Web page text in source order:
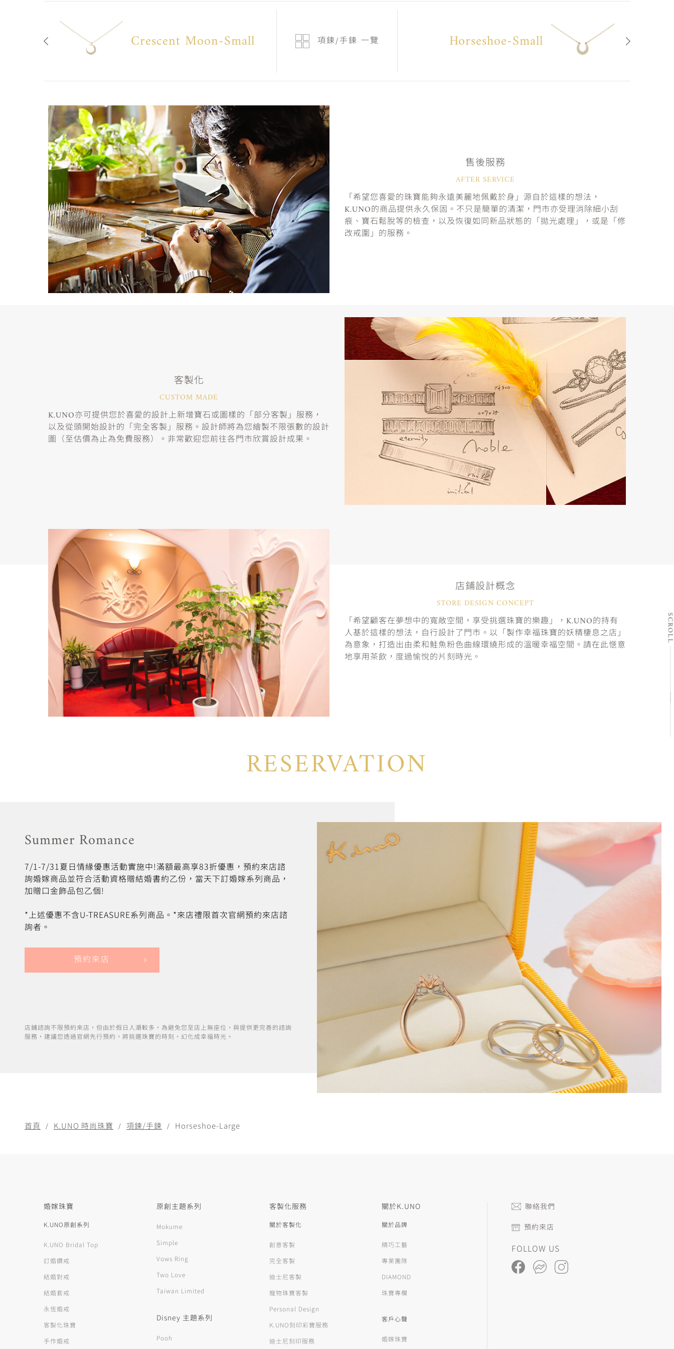
Crescent Moon-Small 項鍊/手鍊 一覽 Horseshoe-Small
售後服務
AFTER SERVICE
「希望您喜愛的珠寶能夠永遠美麗地佩戴於身」源自於這樣的想法，
K.UNO的商品提供永久保固。不只是簡單的清潔，門市亦受理消除細小刮
痕、寶石鬆脫等的檢查，以及恢復如同新品狀態的「拋光處理」，或是「修
改戒圍」的服務。
客製化
CUSTOM MADE
K.UNO亦可提供您於喜愛的設計上新增寶石或圖樣的「部分客製」服務，
以及從頭開始設計的「完全客製」服務。設計師將為您繪製不限張數的設計
圖（至估價為止為免費服務）。非常歡迎您前往各門市欣賞設計成果。
店鋪設計概念
STORE DESIGN CONCEPT
「希望顧客在夢想中的寬敞空間，享受挑選珠寶的樂趣」，K.UNO的持有
人基於這樣的想法，自行設計了門市。以「製作幸福珠寶的妖精棲息之店」
為意象，打造出由柔和鮭魚粉色曲線環繞形成的溫暖幸福空間。請在此愜意
地享用茶飲，度過愉悅的片刻時光。
RESERVATION
Summer Romance
7/1-7/31夏日情緣優惠活動實施中!滿額最高享83折優惠，預約來店諮
詢婚嫁商品並符合活動資格贈結婚書約乙份，當天下訂婚嫁系列商品，
加贈口金飾品包乙個!
*上述優惠不含U-TREASURE系列商品。*來店禮限首次官網預約來店諮
詢者。
預約來店
店鋪諮詢不限預約來店，但由於假日人潮較多，為避免您至店上無座位，與提供更完善的諮詢
服務，建議您透過官網先行預約，將挑選珠寶的時刻，幻化成幸福時光。
首頁 K.UNO 時尚珠寶 項鍊/手鍊 Horseshoe-Large
婚嫁珠寶
K.UNO原創系列
K.UNO Bridal Top
訂婚鑽戒
結婚對戒
結婚套戒
永恆婚戒
客製化珠寶
手作婚戒
原創主題系列
Mokume
Simple
Vows Ring
Two Love
Taiwan Limited
Disney 主題系列
Pooh
客製化服務
關於客製化
創意客製
完全客製
迪士尼客製
寵物珠寶客製
Personal Design
K.UNO刻印彩寶服務
迪士尼刻印服務
關於K.UNO
關於品牌
精巧工藝
專業團隊
DIAMOND
珠寶專欄
客戶心聲
婚嫁珠寶
聯絡我們
預約來店
FOLLOW US